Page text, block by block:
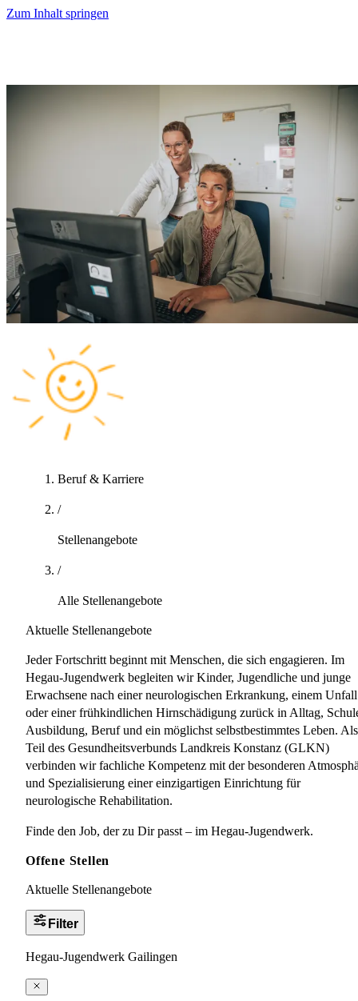
Zum Inhalt springen
Beruf & Karriere
/
Stellenangebote
/
Alle Stellenangebote
Aktuelle Stellenangebote
Jeder Fortschritt beginnt mit Menschen, die sich engagieren. Im
Hegau-Jugendwerk begleiten wir Kinder, Jugendliche und junge
Erwachsene nach einer neurologischen Erkrankung, einem Unfall
oder einer frühkindlichen Hirnschädigung zurück in Alltag,
Ausbildung, Beruf und ein möglichst selbstbestimmtes Leben. Als
Teil des Gesundheitsverbunds Landkreis Konstanz (GLKN)
verbinden wir fachliche Kompetenz mit der besonderen
und Spezialisierung einer einzigartigen Einrichtung für
neurologische Rehabilitation.
Finde den Job, der zu Dir passt – im Hegau-Jugendwerk.
Offene Stellen
Aktuelle Stellenangebote
Filter
Hegau-Jugendwerk Gailingen